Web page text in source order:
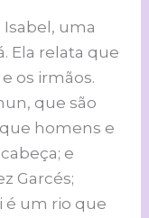
uma
Ela relata que
os irmãos.
que são
homens e
e
Garcés;
é um rio que